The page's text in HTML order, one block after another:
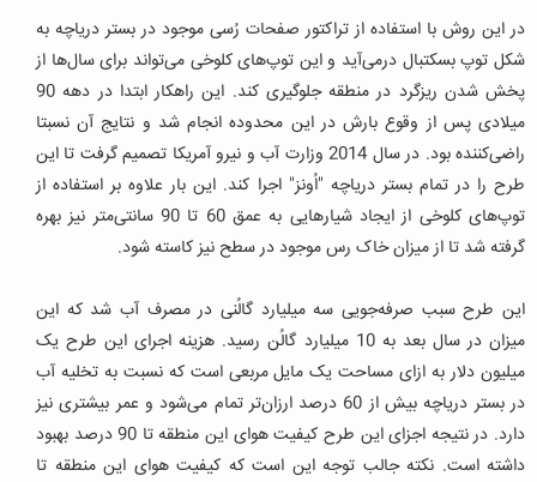
در این روش با استفاده از تراکتور صفحات رُسی موجود در بستر دریاچه به
شکل توپ بسکتبال درمی‌آید و این توپ‌های کلوخی می‌تواند برای سال‌ها از
پخش شدن ریزگرد در منطقه جلوگیری کند. این راهکار ابتدا در دهه 90
میلادی پس از وقوع بارش در این محدوده انجام شد و نتایج آن نسبتا
راضی‌کننده بود.
در سال 2014 وزارت آب و نیرو آمریکا تصمیم گرفت تا این
طرح را در تمام بستر دریاچه "اُونز" اجرا کند. این بار علاوه بر استفاده از
توپ‌های کلوخی از ایجاد شیارهایی به عمق 60 تا 90 سانتی‌متر نیز بهره
گرفته شد تا از میزان خاک رس موجود در سطح نیز کاسته شود.
این طرح سبب صرفه‌جویی سه میلیارد گالُنی در مصرف آب شد که این
میزان در سال بعد به 10 میلیارد گالُن رسید. هزینه اجرای این طرح یک
میلیون دلار به ازای مساحت یک مایل مربعی است که نسبت به تخلیه آب
در بستر دریاچه بیش از 60 درصد ارزان‌تر تمام می‌شود و عمر بیشتری نیز
دارد.
در نتیجه اجزای این طرح کیفیت هوای این منطقه تا 90 درصد بهبود
داشته است. نکته جالب توجه این است که کیفیت هوای این منطقه تا